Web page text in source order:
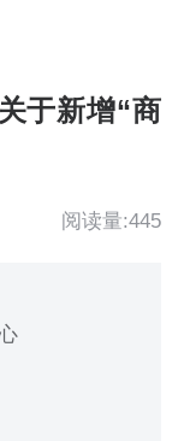
于新增“商
阅读量:445